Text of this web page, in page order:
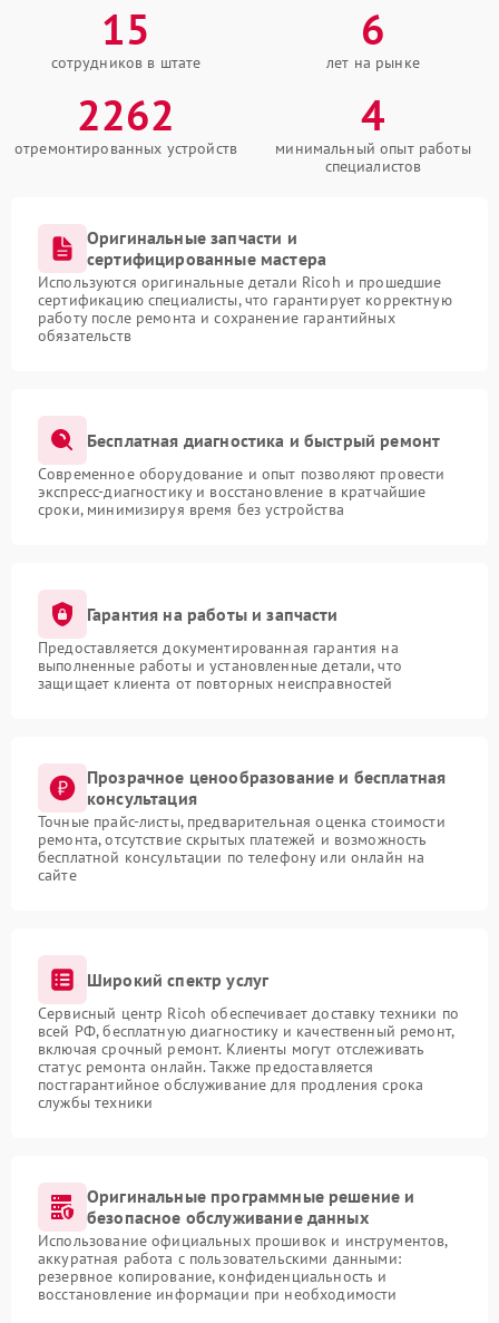
15
сотрудников в штате
6
лет на рынке
2262
отремонтированных устройств
4
минимальный опыт работы
специалистов
Оригинальные запчасти и
сертифицированные мастера
Используются оригинальные детали Ricoh и прошедшие
сертификацию специалисты, что гарантирует корректную
работу после ремонта и сохранение гарантийных
обязательств
Бесплатная диагностика и быстрый ремонт
Современное оборудование и опыт позволяют провести
экспресс-диагностику и восстановление в кратчайшие
сроки, минимизируя время без устройства
Гарантия на работы и запчасти
Предоставляется документированная гарантия на
выполненные работы и установленные детали, что
защищает клиента от повторных неисправностей
Прозрачное ценообразование и бесплатная
консультация
Точные прайс-листы, предварительная оценка стоимости
ремонта, отсутствие скрытых платежей и возможность
бесплатной консультации по телефону или онлайн на
сайте
Широкий спектр услуг
Сервисный центр Ricoh обеспечивает доставку техники по
всей РФ, бесплатную диагностику и качественный ремонт,
включая срочный ремонт. Клиенты могут отслеживать
статус ремонта онлайн. Также предоставляется
постгарантийное обслуживание для продления срока
службы техники
Оригинальные программные решение и
безопасное обслуживание данных
Использование официальных прошивок и инструментов,
аккуратная работа с пользовательскими данными:
резервное копирование, конфиденциальность и
восстановление информации при необходимости